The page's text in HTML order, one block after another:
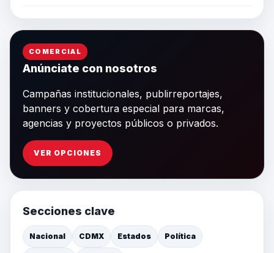
COMERCIAL
Anúnciate con nosotros
Campañas institucionales, publirreportajes,
banners y cobertura especial para marcas,
agencias y proyectos públicos o privados.
VER OPCIONES
Secciones clave
Nacional CDMX Estados Política